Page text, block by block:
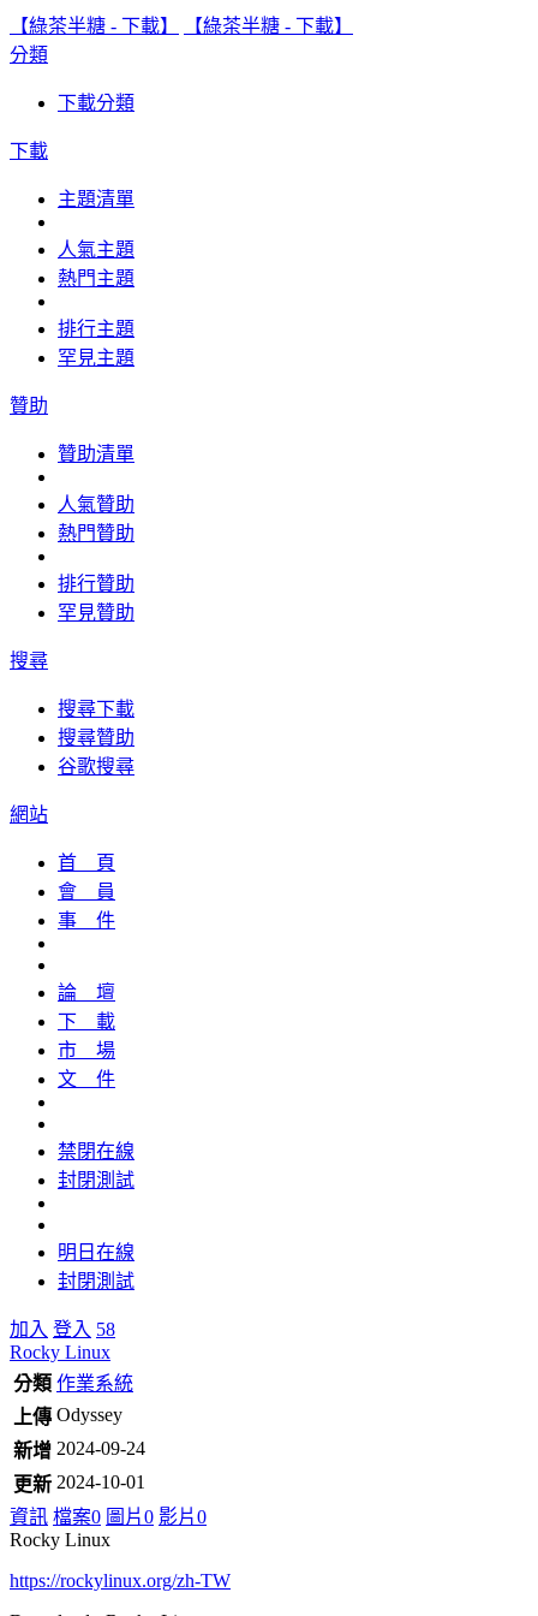
【綠茶半糖 - 下載】
【綠茶半糖 - 下載】
分類
下載分類
下載
主題清單
人氣主題
熱門主題
排行主題
罕見主題
贊助
贊助清單
人氣贊助
熱門贊助
排行贊助
罕見贊助
搜尋
搜尋下載
搜尋贊助
谷歌搜尋
網站
首 頁
會 員
事 件
論 壇
下 載
市 場
文 件
禁閉在線
封閉測試
明日在線
封閉測試
加入 登入 58
Rocky Linux
分類 作業系統
上傳 Odyssey
新增 2024-09-24
更新 2024-10-01
資訊 檔案0 圖片0 影片0
Rocky Linux
https://rockylinux.org/zh-TW